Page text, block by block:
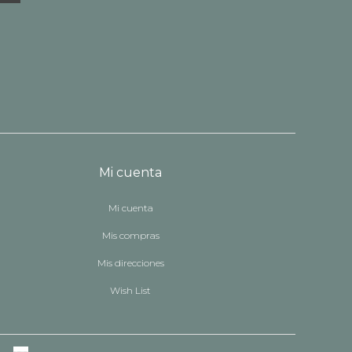
Mi cuenta
Mi cuenta
Mis compras
Mis direcciones
Wish List